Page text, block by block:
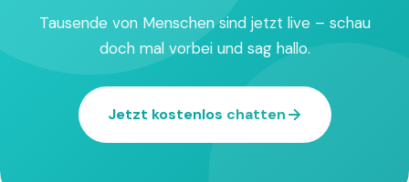
Tausende von Menschen sind jetzt live – schau
doch mal vorbei und sag hallo.
Jetzt kostenlos chatten